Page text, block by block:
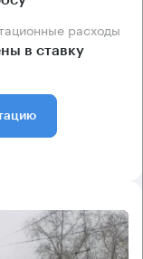
расходы
в ставку